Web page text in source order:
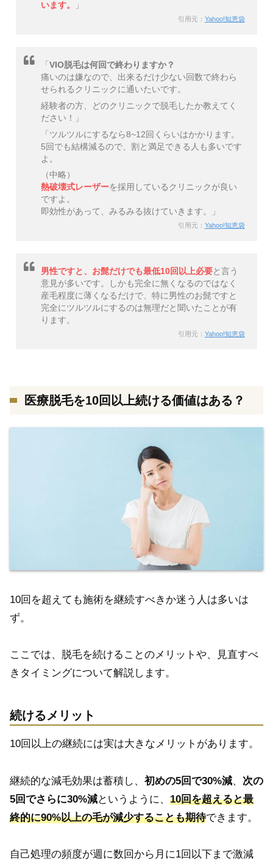
います。
」
引用元： Yahoo!知恵袋
「 VIO脱毛は何回で終わりますか？
痛いのは嫌なので、出来るだけ少ない回数で終わら
せられるクリニックに通いたいです。
経験者の方、どのクリニックで脱毛したか教えてく
ださい！」
「ツルツルにするなら8~12回くらいはかかります。
5回でも結構減るので、割と満足できる人も多いです
よ。
（中略）
熱破壊式レーザーを採用しているクリニックが良い
ですよ。
即効性があって、みるみる抜けていきます。」
引用元： Yahoo!知恵袋
男性ですと、お髭だけでも最低10回以上必要と言う
意見が多いです。しかも完全に無くなるのではなく
産毛程度に薄くなるだけで、特に男性のお髭ですと
完全にツルツルにするのは無理だと聞いたことが有
ります。
引用元： Yahoo!知恵袋
医療脱毛を10回以上続ける価値はある？
10回を超えても施術を継続すべきか迷う人は多いは
ず。
ここでは、脱毛を続けることのメリットや、見直すべ
きタイミングについて解説します。
続けるメリット
10回以上の継続には実は大きなメリットがあります。
継続的な減毛効果は蓄積し、 初めの5回で30%減、 次の
5回でさらに30%減というように、 10回を超えると最
終的に90%以上の毛が減少することも期待できます。
自己処理の頻度が週に数回から月に1回以下まで激減